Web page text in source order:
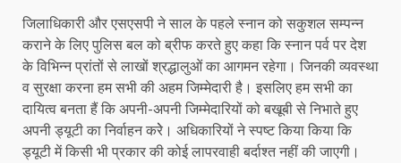
जिलाधिकारी और एसएसपी ने साल के पहले स्नान को सकुशल सम्पन्न
कराने के लिए पुलिस बल को ब्रीफ करते हुए कहा कि स्नान पर्व पर देश
के विभिन्न प्रांतों से लाखों श्रद्धालुओं का आगमन रहेगा। जिनकी व्यवस्था
व सुरक्षा करना हम सभी की अहम जिम्मेदारी है। इसलिए हम सभी का
दायित्व बनता हैं कि अपनी-अपनी जिम्मेदारियों को बखूबी से निभाते हुए
अपनी ड्यूटी का निर्वाहन करेे। अधिकारियों ने स्पष्ट किया किया कि
ड्यूटी में किसी भी प्रकार की कोई लापरवाही बर्दाश्त नहीं की जाएगी।